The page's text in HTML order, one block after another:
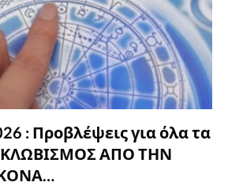
: Προβλέψεις για όλα τα
ΑΠΟ ΤΗΝ